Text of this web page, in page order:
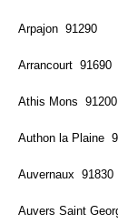
Arpajon 91290
Arrancourt 91690
Athis Mons 91200
Authon la Plaine
Auvernaux 91830
Auvers Saint